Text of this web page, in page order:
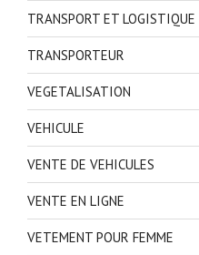
TRANSPORT ET LOGISTIQUE
TRANSPORTEUR
VEGETALISATION
VEHICULE
VENTE DE VEHICULES
VENTE EN LIGNE
VETEMENT POUR FEMME